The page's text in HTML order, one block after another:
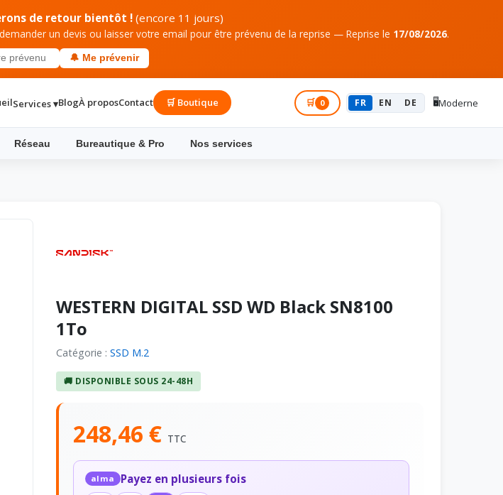
de retour bientôt !(encore 11 jours)
un devis ou laisser votre email pour être prévenu de la reprise — Reprise le 17/08/2026.
🔔 Me prévenir
Services ▾BlogÀ proposContact 🛒 Boutique 🛒 0 FR EN DE 🖥️Moderne
Réseau Bureautique & Pro Nos services
WESTERN DIGITAL SSD WD Black SN8100
1To
Catégorie : SSD M.2
🚚 DISPONIBLE SOUS 24-48H
248,46 € TTC
alma Payez en plusieurs fois